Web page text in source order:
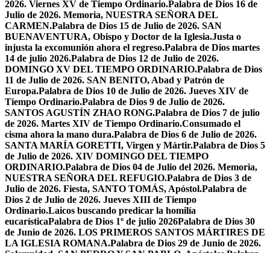
2026. Viernes XV de Tiempo Ordinario.Palabra de Dios 16 de
Julio de 2026. Memoria, NUESTRA SEÑORA DEL
CARMEN.Palabra de Dios 15 de Julio de 2026. SAN
BUENAVENTURA, Obispo y Doctor de la Iglesia.Justa o
injusta la excomunión ahora el regreso.Palabra de Dios martes
14 de julio 2026.Palabra de Dios 12 de Julio de 2026.
DOMINGO XV DEL TIEMPO ORDINARIO.Palabra de Dios
11 de Julio de 2026. SAN BENITO, Abad y Patrón de
Europa.Palabra de Dios 10 de Julio de 2026. Jueves XIV de
Tiempo Ordinario.Palabra de Dios 9 de Julio de 2026.
SANTOS AGUSTÍN ZHAO RONG.Palabra de Dios 7 de julio
de 2026. Martes XIV de Tiempo Ordinario.Consumado el
cisma ahora la mano dura.Palabra de Dios 6 de Julio de 2026.
SANTA MARÍA GORETTI, Virgen y Mártir.Palabra de Dios 5
de Julio de 2026. XIV DOMINGO DEL TIEMPO
ORDINARIO.Palabra de Dios 04 de Julio del 2026. Memoria,
NUESTRA SEÑORA DEL REFUGIO.Palabra de Dios 3 de
Julio de 2026. Fiesta, SANTO TOMÁS, Apóstol.Palabra de
Dios 2 de Julio de 2026. Jueves XIII de Tiempo
Ordinario.Laicos buscando predicar la homilía
eucarísticaPalabra de Dios 1º de julio 2026Palabra de Dios 30
de Junio de 2026. LOS PRIMEROS SANTOS MÁRTIRES DE
LA IGLESIA ROMANA.Palabra de Dios 29 de Junio de 2026.